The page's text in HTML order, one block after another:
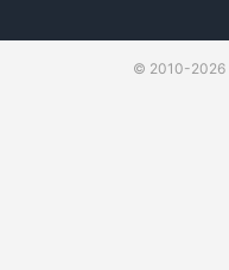
© 2010-2026